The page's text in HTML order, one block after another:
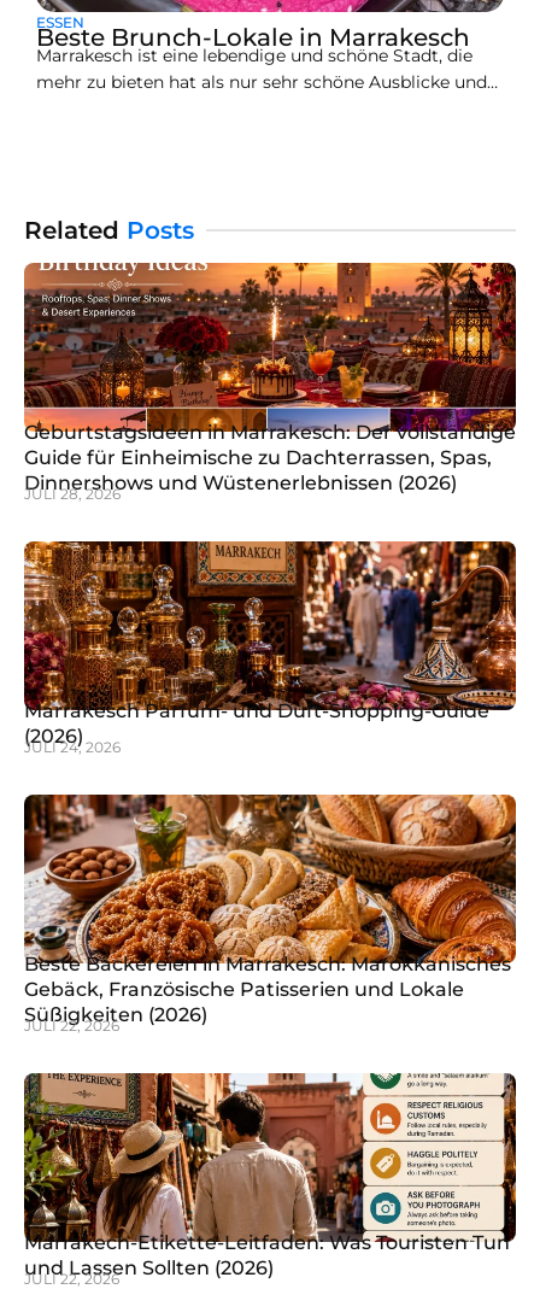
ESSEN
Beste Brunch-Lokale in Marrakesch
Marrakesch ist eine lebendige und schöne Stadt, die
mehr zu bieten hat als nur sehr schöne Ausblicke und
Related Posts
Geburtstagsideen in Marrakesch: Der vollständige
Guide für Einheimische zu Dachterrassen, Spas,
Dinnershows und Wüstenerlebnissen (2026)
JULI 28, 2026
Marrakesch Parfüm- und Duft-Shopping-Guide
(2026)
JULI 24, 2026
Beste Bäckereien in Marrakesch: Marokkanisches
Gebäck, Französische Patisserien und Lokale
Süßigkeiten (2026)
JULI 22, 2026
Marrakech-Etikette-Leitfaden: Was Touristen Tun
und Lassen Sollten (2026)
JULI 22, 2026